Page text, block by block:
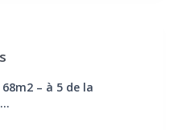
– à 5 de la